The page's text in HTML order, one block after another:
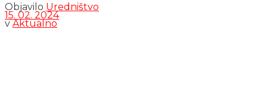
Objavilo Uredništvo
15. 02. 2024
v Aktualno